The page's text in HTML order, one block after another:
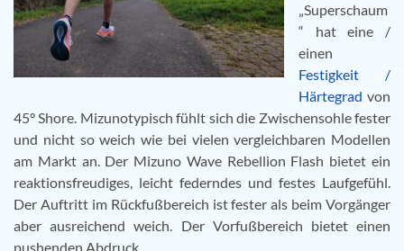
„Superschaum
“ hat eine /
einen
Festigkeit /
Härtegrad von
45° Shore. Mizunotypisch fühlt sich die Zwischensohle fester
und nicht so weich wie bei vielen vergleichbaren Modellen
am Markt an. Der Mizuno Wave Rebellion Flash bietet ein
reaktionsfreudiges, leicht federndes und festes Laufgefühl.
Der Auftritt im Rückfußbereich ist fester als beim Vorgänger
aber ausreichend weich. Der Vorfußbereich bietet einen
pushenden Abdruck.